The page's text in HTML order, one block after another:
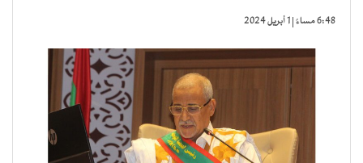
6:48 مساءً | 1 أبريل 2024